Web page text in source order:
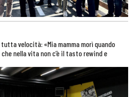
velocità: «Mia mamma morì quando
nella vita non c’è il tasto rewind e